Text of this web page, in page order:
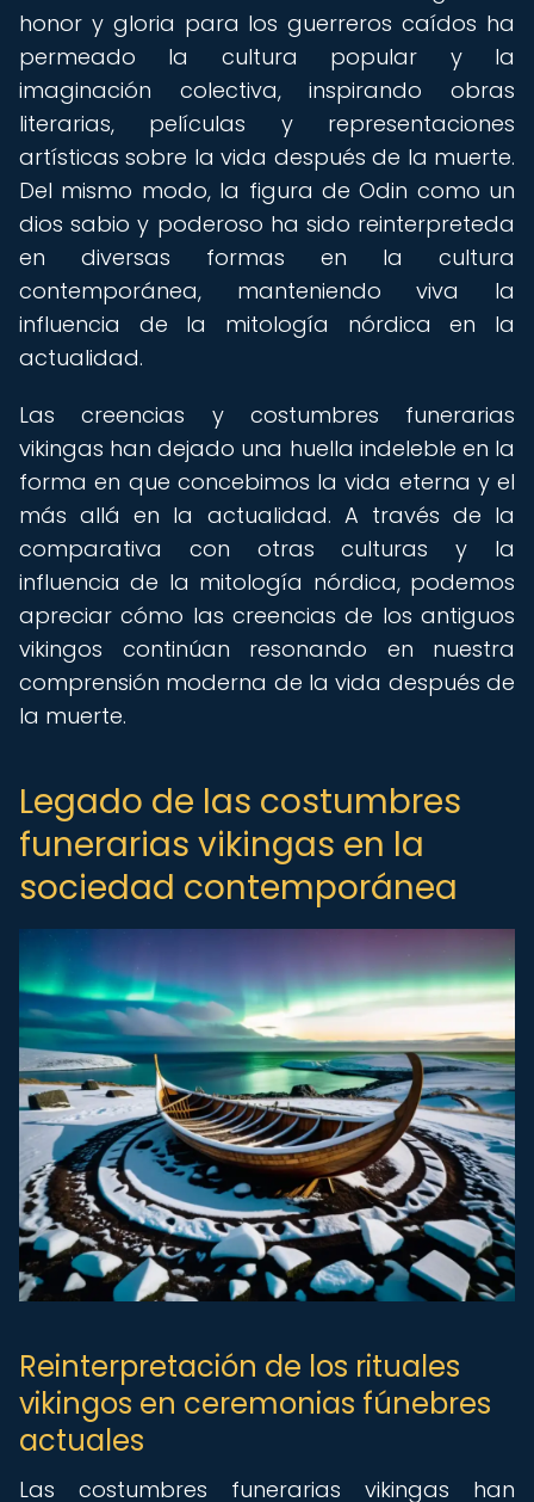
honor y gloria para los guerreros caídos ha
permeado la cultura popular y la
imaginación colectiva, inspirando obras
literarias, películas y representaciones
artísticas sobre la vida después de la muerte.
Del mismo modo, la figura de Odin como un
dios sabio y poderoso ha sido reinterpreteda
en diversas formas en la cultura
contemporánea, manteniendo viva la
influencia de la mitología nórdica en la
actualidad.
Las creencias y costumbres funerarias
vikingas han dejado una huella indeleble en la
forma en que concebimos la vida eterna y el
más allá en la actualidad. A través de la
comparativa con otras culturas y la
influencia de la mitología nórdica, podemos
apreciar cómo las creencias de los antiguos
vikingos continúan resonando en nuestra
comprensión moderna de la vida después de
la muerte.
Legado de las costumbres
funerarias vikingas en la
sociedad contemporánea
Reinterpretación de los rituales
vikingos en ceremonias fúnebres
actuales
Las costumbres funerarias vikingas han